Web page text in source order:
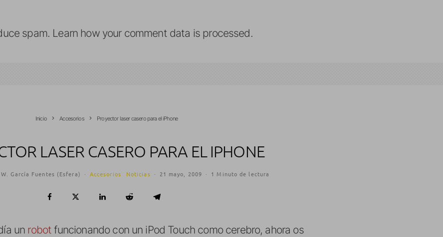
spam. Learn how your comment data is processed.
Inicio Accesorios Proyector laser casero para el iPhone
LASER CASERO PARA EL IPHONE
García Fuentes (Esfera) · Accesorios Noticias · 21 mayo, 2009 · 1 Minuto de lectura
un robot funcionando con un iPod Touch como cerebro, ahora os